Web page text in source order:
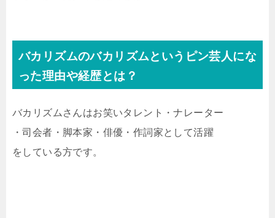
バカリズムのバカリズムというピン芸人にな
った理由や経歴とは？
バカリズムさんはお笑いタレント・ナレーター
・司会者・脚本家・俳優・作詞家として活躍
をしている方です。